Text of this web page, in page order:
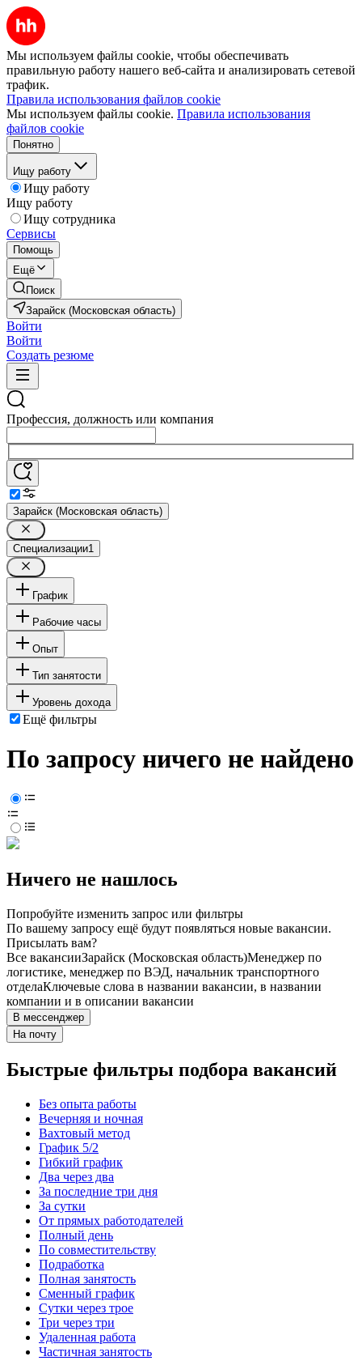
Мы используем файлы cookie, чтобы обеспечивать
правильную работу нашего веб-сайта и анализировать сетевой
трафик.
Правила использования файлов cookie
Мы используем файлы cookie. Правила использования
файлов cookie
Понятно
Ищу работу
Ищу работу
Ищу работу
Ищу сотрудника
Сервисы
Помощь
Ещё
Поиск
Зарайск (Московская область)
Войти
Войти
Создать резюме
Профессия, должность или компания
Зарайск (Московская область)
Специализации1
График
Рабочие часы
Опыт
Тип занятости
Уровень дохода
Ещё фильтры
По запросу ничего не найдено
Ничего не нашлось
Попробуйте изменить запрос или фильтры
По вашему запросу ещё будут появляться новые вакансии.
Присылать вам?
Все вакансииЗарайск (Московская область)Менеджер по
логистике, менеджер по ВЭД, начальник транспортного
отделаКлючевые слова в названии вакансии, в названии
компании и в описании вакансии
В мессенджер
На почту
Быстрые фильтры подбора вакансий
Без опыта работы
Вечерняя и ночная
Вахтовый метод
График 5/2
Гибкий график
Два через два
За последние три дня
За сутки
От прямых работодателей
Полный день
По совместительству
Подработка
Полная занятость
Сменный график
Сутки через трое
Три через три
Удаленная работа
Частичная занятость